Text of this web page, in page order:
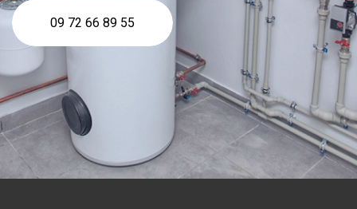
09 72 66 89 55